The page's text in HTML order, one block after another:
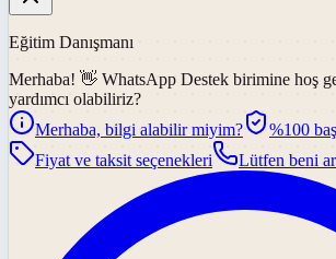
Eğitim Danışmanı
Merhaba! 👋 WhatsApp Destek birimine hoş
yardımcı olabiliriz?
Merhaba, bilgi alabilir miyim?
%100
Fiyat ve taksit seçenekleri
Lütfen beni